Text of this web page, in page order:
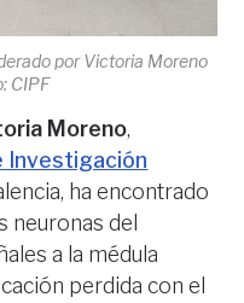
por Victoria Moreno
CIPF
Moreno,
Investigación
ha encontrado
neuronas del
a la médula
perdida con el